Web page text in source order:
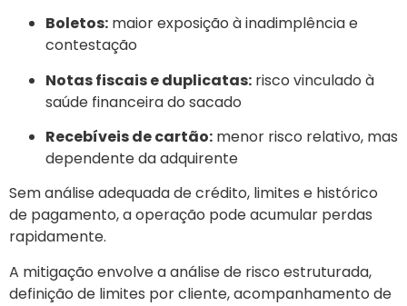
Boletos: maior exposição à inadimplência e
contestação
Notas fiscais e duplicatas: risco vinculado à
saúde financeira do sacado
Recebíveis de cartão: menor risco relativo, mas
dependente da adquirente
Sem análise adequada de crédito, limites e histórico
de pagamento, a operação pode acumular perdas
rapidamente.
A mitigação envolve a análise de risco estruturada,
definição de limites por cliente, acompanhamento de